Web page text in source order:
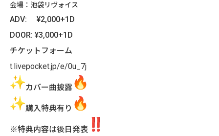
会場：池袋リヴォイス
ADV: ¥2,000+1D
DOOR: ¥3,000+1D
チケットフォーム
t.livepocket.jp/e/0u_7j
カバー曲披露
購入特典有り
※特典内容は後日発表